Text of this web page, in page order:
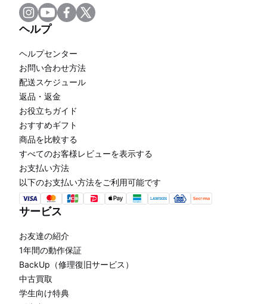
ヘルプ
ヘルプセンター
お問い合わせ方法
配送スケジュール
返品・返金
お役立ちガイド
おすすめギフト
商品を比較する
すべてのお客様レビューを表示する
お支払い方法
以下のお支払い方法をご利用可能です
サービス
お友達の紹介
1年間の動作保証
BackUp（修理復旧サービス）
中古買取
学生向け特典